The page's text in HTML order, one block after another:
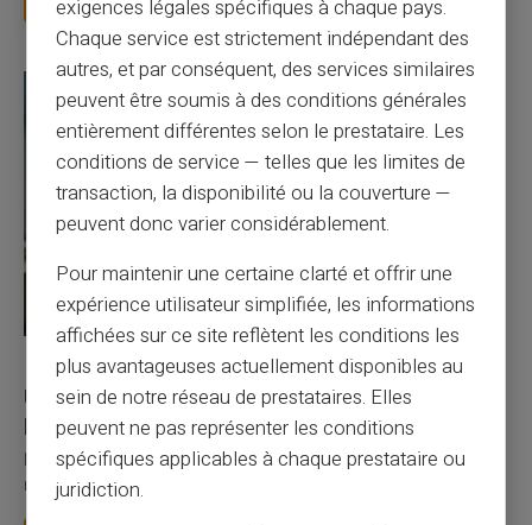
27/07/2026 Veritas Carte prépayée
Utilisation responsable du paiement mobile avec
la carte Veritas
Le paiement mobile s'est imposé dans les habitudes quotidiennes,
mais il appelle des réflexes pour é...
exigences légales spécifiques à chaque pays.
Chaque service est strictement indépendant des
autres, et par conséquent, des services similaires
peuvent être soumis à des conditions générales
entièrement différentes selon le prestataire. Les
conditions de service — telles que les limites de
transaction, la disponibilité ou la couverture —
peuvent donc varier considérablement.
Pour maintenir une certaine clarté et offrir une
expérience utilisateur simplifiée, les informations
affichées sur ce site reflètent les conditions les
plus avantageuses actuellement disponibles au
sein de notre réseau de prestataires. Elles
peuvent ne pas représenter les conditions
spécifiques applicables à chaque prestataire ou
juridiction.